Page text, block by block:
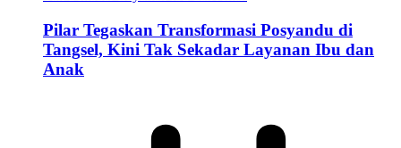
Pilar Tegaskan Transformasi Posyandu di
Tangsel, Kini Tak Sekadar Layanan Ibu dan
Anak